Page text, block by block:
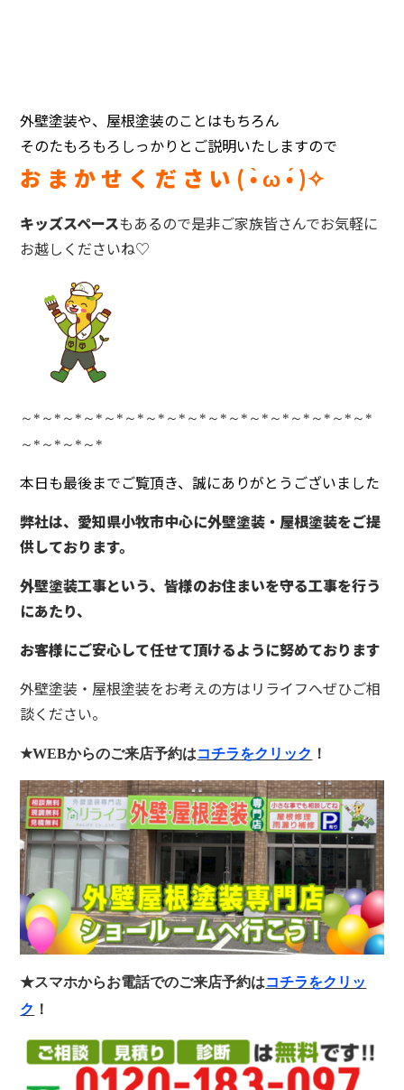
外壁塗装や、屋根塗装のことはもちろん
そのたもろもろしっかりとご説明いたしますので
お ま か せ く だ さ い ( •̀ ω •́ )✧
キッズスペースもあるので是非ご家族皆さんでお気軽に
お越しくださいね♡
～ * ～ * ～ * ～ * ～ * ～ * ～ * ～ * ～ * ～ * ～ * ～ * ～ * ～ * ～ * ～ * ～ *
～ * ～ * ～ * ～ *
本日も最後までご覧頂き、誠にありがとうございました
弊社は、愛知県小牧市中心に外壁塗装・屋根塗装をご提
供しております。
外壁塗装工事という、皆様のお住まいを守る工事を行う
にあたり、
お客様にご安心して任せて頂けるように努めております
外壁塗装・屋根塗装をお考えの方はリライフへぜひご相
談ください。
★WEBからのご来店予約はコチラをクリック ！
★スマホからお電話でのご来店予約はコチラをクリッ
ク ！